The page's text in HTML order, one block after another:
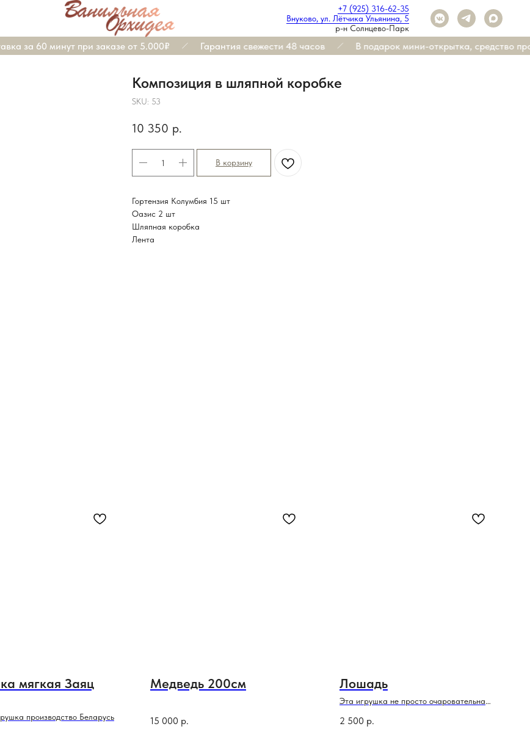
+7 (925) 316-62-35
Внуково, ул. Лётчика Ульянина, 5
р-н Солнцево-Парк
за 60 минут при заказе от 5.000₽ Гарантия свежести 48 часов В подарок мини-открытка, средство
Композиция в шляпной коробке
SKU: 53
10 350 р.
В корзину
Гортензия Колумбия 15 шт
Оазис 2 шт
Шляпная коробка
Лента
мягкая Заяц
производство Беларусь
Медведь 200см
15 000 р.
Лошадь
Эта игрушка не просто очаровательна
2 500 р.